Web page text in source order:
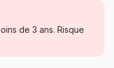
- Montagnes
de 3 ans. Risque